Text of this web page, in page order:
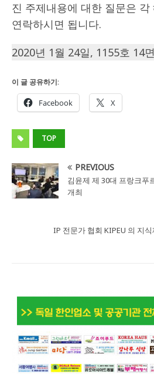
진 주제내용에 대한 질문은 각
연락하시면 됩니다.
2020년 1월 24일, 1155호 14면
이 글 공유하기:
Facebook X
TOP
PREVIOUS
김윤제 제 30대 프랑크푸
개최
IP 전문가 협회 KIPEU 의 지